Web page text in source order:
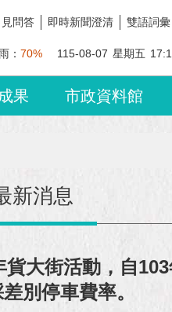
問答 即時新聞澄清 雙語詞彙
： 70% 115-08-07 星期五
果 市政資料館
新消息
大街活動，自
別停車費率。